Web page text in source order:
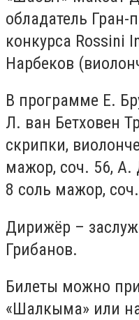
обладатель
конкурса Rossini
Нарбеков
В программе Е.
Л. ван Бетховен
скрипки,
мажор, соч. 56,
8 соль мажор,
Дирижёр –
Грибанов.
Билеты можно
«Шалкыма» или